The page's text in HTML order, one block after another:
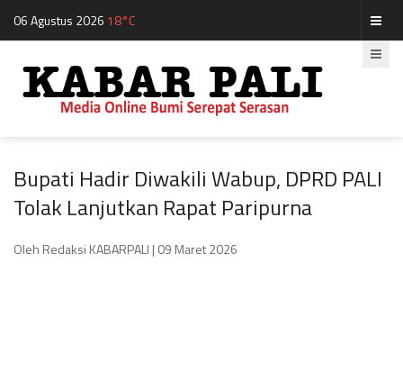
06 Agustus 2026 18°C
Bupati Hadir Diwakili Wabup, DPRD PALI
Tolak Lanjutkan Rapat Paripurna
Oleh Redaksi KABARPALI | 09 Maret 2026